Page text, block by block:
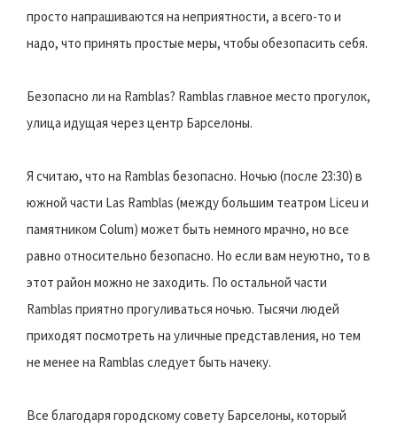
просто напрашиваются на неприятности, а всего-то и
надо, что принять простые меры, чтобы обезопасить себя.
Безопасно ли на Ramblas? Ramblas главное место прогулок,
улица идущая через центр Барселоны.
Я считаю, что на Ramblas безопасно. Ночью (после 23:30) в
южной части Las Ramblas (между большим театром Liceu и
памятником Colum) может быть немного мрачно, но все
равно относительно безопасно. Но если вам неуютно, то в
этот район можно не заходить. По остальной части
Ramblas приятно прогуливаться ночью. Тысячи людей
приходят посмотреть на уличные представления, но тем
не менее на Ramblas следует быть начеку.
Все благодаря городскому совету Барселоны, который